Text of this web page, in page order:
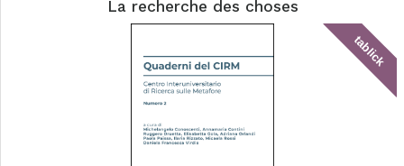
La recherche des choses
tablick